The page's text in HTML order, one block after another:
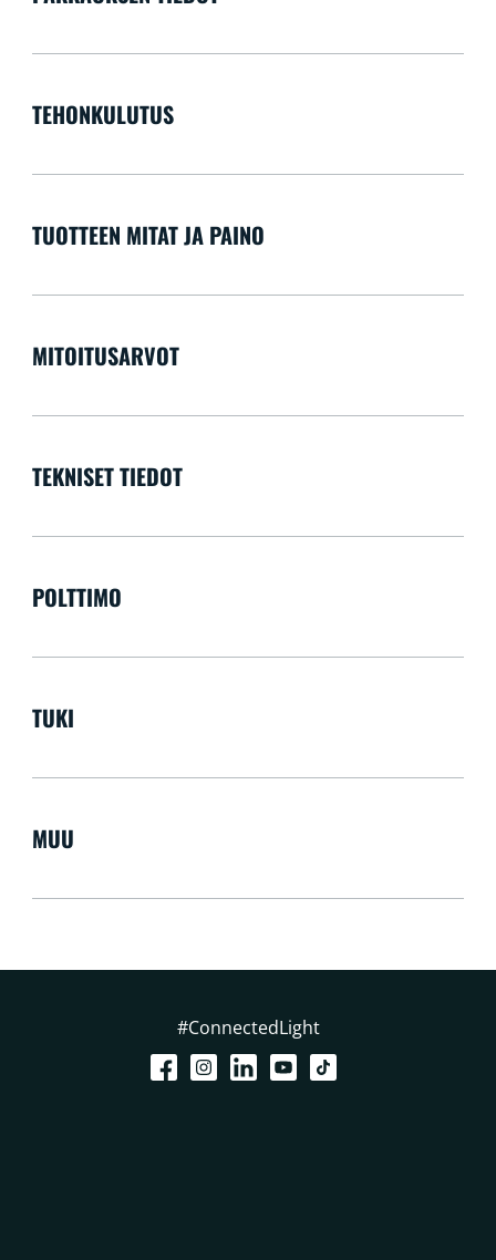
TEHONKULUTUS
TUOTTEEN MITAT JA PAINO
MITOITUSARVOT
TEKNISET TIEDOT
POLTTIMO
TUKI
MUU
#ConnectedLight